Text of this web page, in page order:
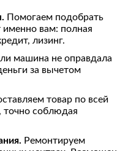
Помогаем подобрать
именно вам: полная
лизинг.
машина не оправдала
за вычетом
товар по всей
точно соблюдая
Ремонтируем